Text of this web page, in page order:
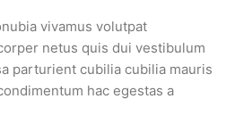
vivamus volutpat
netus quis dui vestibulum
parturient cubilia cubilia mauris
hac egestas a